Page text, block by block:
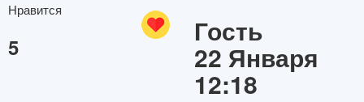
Нравится
5 Гость
22 Января
12:18